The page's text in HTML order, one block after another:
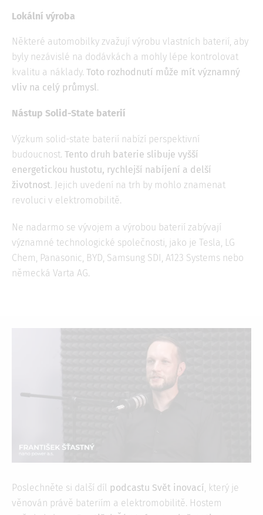
Lokální výroba
Některé automobilky zvažují výrobu vlastních baterií, aby
byly nezávislé na dodávkách a mohly lépe kontrolovat
kvalitu a náklady. Toto rozhodnutí může mít významný
vliv na celý průmysl.
Nástup Solid-State baterií
Výzkum solid-state baterií nabízí perspektivní
budoucnost. Tento druh baterie slibuje vyšší
energetickou hustotu, rychlejší nabíjení a delší
životnost. Jejich uvedení na trh by mohlo znamenat
revoluci v elektromobilitě.
Ne nadarmo se vývojem a výrobou baterií zabývají
významné technologické společnosti, jako je Tesla, LG
Chem, Panasonic, BYD, Samsung SDI, A123 Systems nebo
německá Varta AG.
Poslechněte si další díl podcastu Svět inovací, který je
věnován právě bateriím a elektromobilitě. Hostem